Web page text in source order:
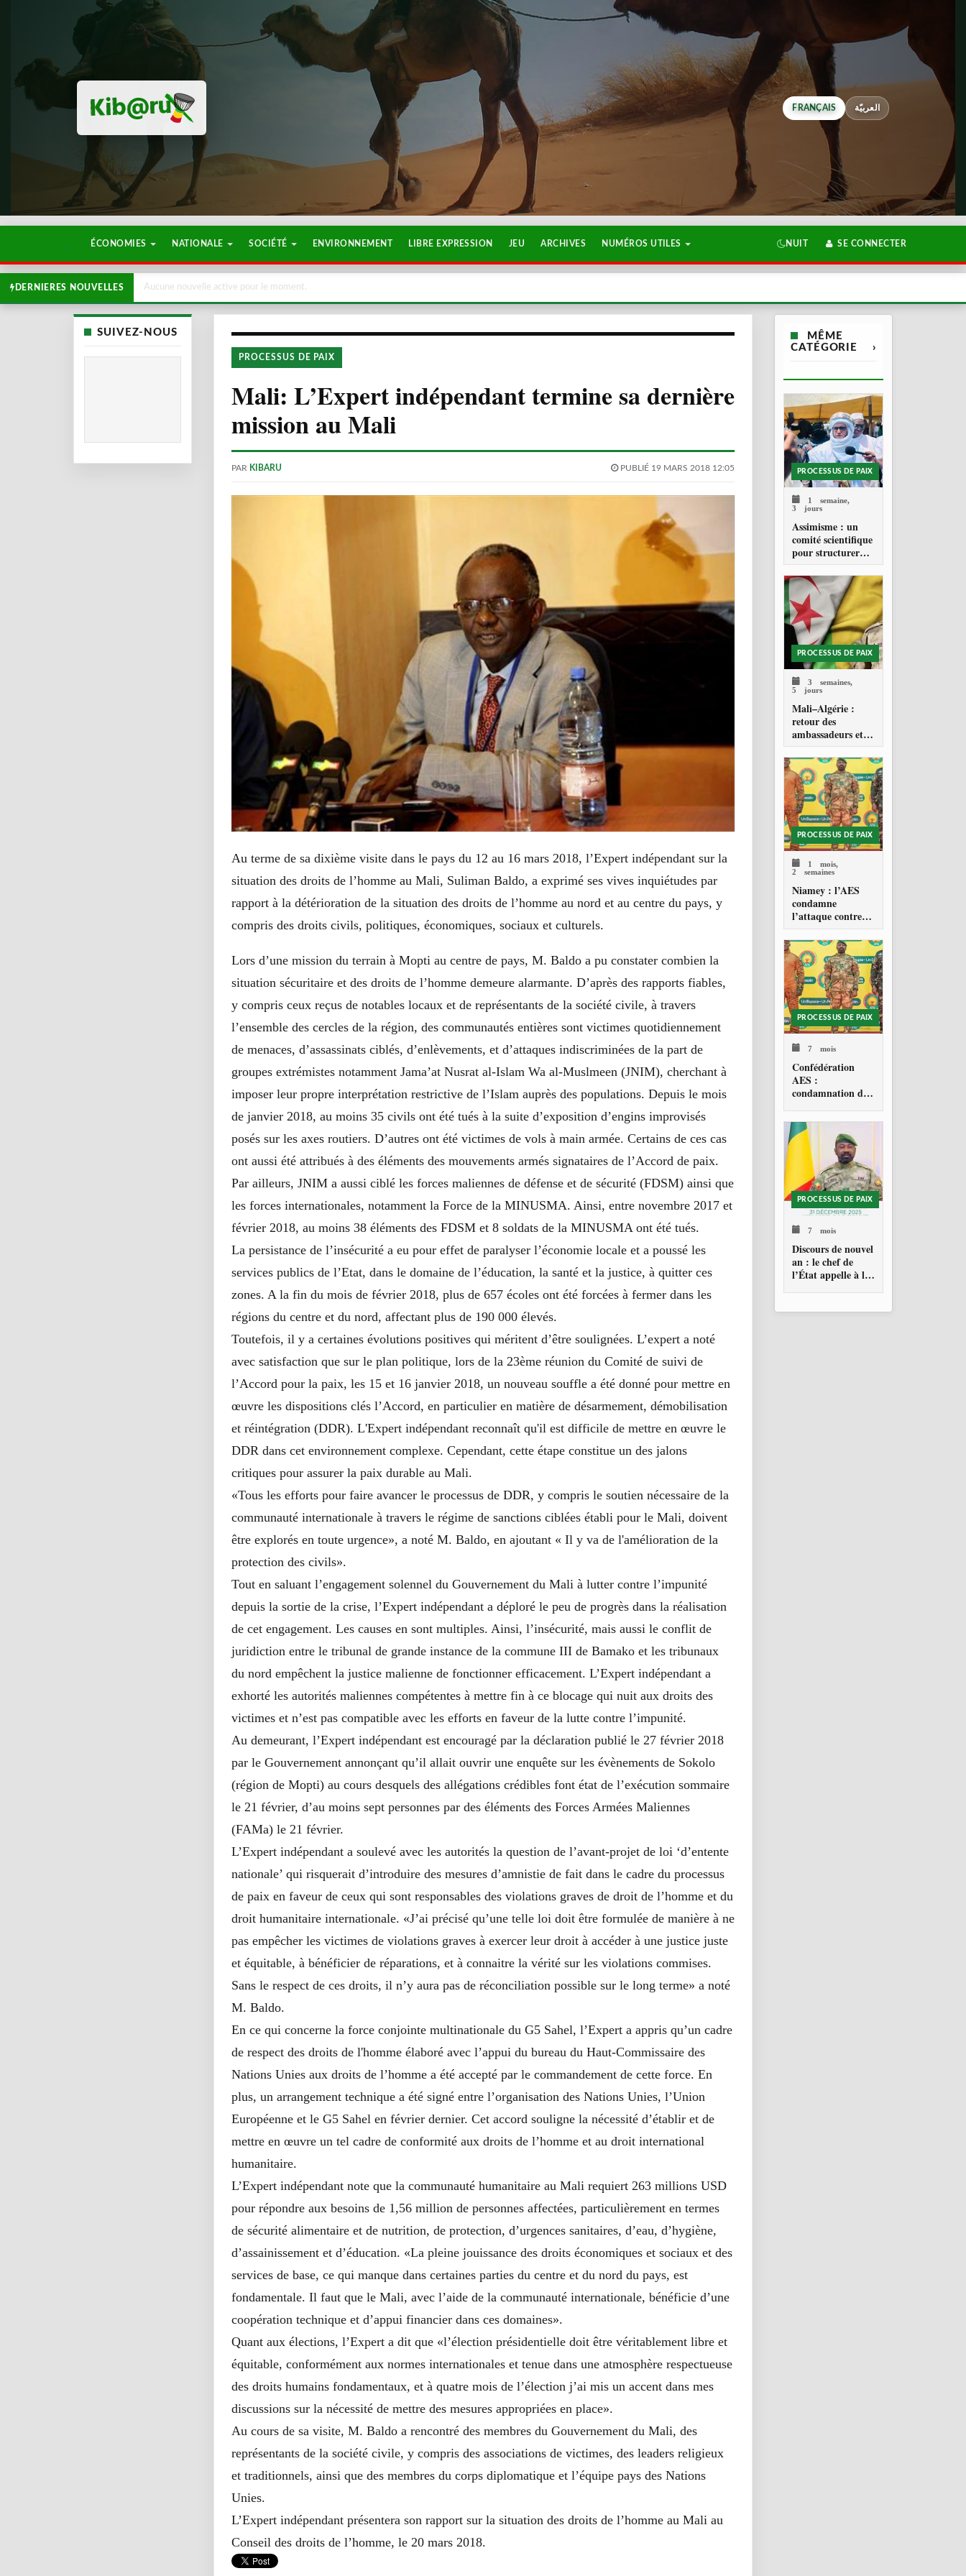
FRANÇAIS العربيّة
ÉCONOMIES NATIONALE SOCIÉTÉ ENVIRONNEMENT LIBRE EXPRESSION JEU ARCHIVES NUMÉROS UTILES NUIT SE CONNECTER
DERNIERES NOUVELLES Aucune nouvelle active pour le moment.
SUIVEZ-NOUS
PROCESSUS DE PAIX
Mali: L’Expert indépendant termine sa dernière
mission au Mali
PAR KIBARU PUBLIÉ 19 MARS 2018 12:05
Au terme de sa dixième visite dans le pays du 12 au 16 mars 2018, l’Expert indépendant sur la
situation des droits de l’homme au Mali, Suliman Baldo, a exprimé ses vives inquiétudes par
rapport à la détérioration de la situation des droits de l’homme au nord et au centre du pays, y
compris des droits civils, politiques, économiques, sociaux et culturels.
Lors d’une mission du terrain à Mopti au centre de pays, M. Baldo a pu constater combien la
situation sécuritaire et des droits de l’homme demeure alarmante. D’après des rapports fiables,
y compris ceux reçus de notables locaux et de représentants de la société civile, à travers
l’ensemble des cercles de la région, des communautés entières sont victimes quotidiennement
de menaces, d’assassinats ciblés, d’enlèvements, et d’attaques indiscriminées de la part de
groupes extrémistes notamment Jama’at Nusrat al-Islam Wa al-Muslmeen (JNIM), cherchant à
imposer leur propre interprétation restrictive de l’Islam auprès des populations. Depuis le mois
de janvier 2018, au moins 35 civils ont été tués à la suite d’exposition d’engins improvisés
posés sur les axes routiers. D’autres ont été victimes de vols à main armée. Certains de ces cas
ont aussi été attribués à des éléments des mouvements armés signataires de l’Accord de paix.
Par ailleurs, JNIM a aussi ciblé les forces maliennes de défense et de sécurité (FDSM) ainsi que
les forces internationales, notamment la Force de la MINUSMA. Ainsi, entre novembre 2017 et
février 2018, au moins 38 éléments des FDSM et 8 soldats de la MINUSMA ont été tués.
La persistance de l’insécurité a eu pour effet de paralyser l’économie locale et a poussé les
services publics de l’Etat, dans le domaine de l’éducation, la santé et la justice, à quitter ces
zones. A la fin du mois de février 2018, plus de 657 écoles ont été forcées à fermer dans les
régions du centre et du nord, affectant plus de 190 000 élevés.
Toutefois, il y a certaines évolutions positives qui méritent d’être soulignées. L’expert a noté
avec satisfaction que sur le plan politique, lors de la 23ème réunion du Comité de suivi de
l’Accord pour la paix, les 15 et 16 janvier 2018, un nouveau souffle a été donné pour mettre en
œuvre les dispositions clés l’Accord, en particulier en matière de désarmement, démobilisation
et réintégration (DDR). L'Expert indépendant reconnaît qu'il est difficile de mettre en œuvre le
DDR dans cet environnement complexe. Cependant, cette étape constitue un des jalons
critiques pour assurer la paix durable au Mali.
«Tous les efforts pour faire avancer le processus de DDR, y compris le soutien nécessaire de la
communauté internationale à travers le régime de sanctions ciblées établi pour le Mali, doivent
être explorés en toute urgence», a noté M. Baldo, en ajoutant « Il y va de l'amélioration de la
protection des civils».
Tout en saluant l’engagement solennel du Gouvernement du Mali à lutter contre l’impunité
depuis la sortie de la crise, l’Expert indépendant a déploré le peu de progrès dans la réalisation
de cet engagement. Les causes en sont multiples. Ainsi, l’insécurité, mais aussi le conflit de
juridiction entre le tribunal de grande instance de la commune III de Bamako et les tribunaux
du nord empêchent la justice malienne de fonctionner efficacement. L’Expert indépendant a
exhorté les autorités maliennes compétentes à mettre fin à ce blocage qui nuit aux droits des
victimes et n’est pas compatible avec les efforts en faveur de la lutte contre l’impunité.
Au demeurant, l’Expert indépendant est encouragé par la déclaration publié le 27 février 2018
par le Gouvernement annonçant qu’il allait ouvrir une enquête sur les évènements de Sokolo
(région de Mopti) au cours desquels des allégations crédibles font état de l’exécution sommaire
le 21 février, d’au moins sept personnes par des éléments des Forces Armées Maliennes
(FAMa) le 21 février.
L’Expert indépendant a soulevé avec les autorités la question de l’avant-projet de loi ‘d’entente
nationale’ qui risquerait d’introduire des mesures d’amnistie de fait dans le cadre du processus
de paix en faveur de ceux qui sont responsables des violations graves de droit de l’homme et du
droit humanitaire internationale. «J’ai précisé qu’une telle loi doit être formulée de manière à ne
pas empêcher les victimes de violations graves à exercer leur droit à accéder à une justice juste
et équitable, à bénéficier de réparations, et à connaitre la vérité sur les violations commises.
Sans le respect de ces droits, il n’y aura pas de réconciliation possible sur le long terme» a noté
M. Baldo.
En ce qui concerne la force conjointe multinationale du G5 Sahel, l’Expert a appris qu’un cadre
de respect des droits de l'homme élaboré avec l’appui du bureau du Haut-Commissaire des
Nations Unies aux droits de l’homme a été accepté par le commandement de cette force. En
plus, un arrangement technique a été signé entre l’organisation des Nations Unies, l’Union
Européenne et le G5 Sahel en février dernier. Cet accord souligne la nécessité d’établir et de
mettre en œuvre un tel cadre de conformité aux droits de l’homme et au droit international
humanitaire.
L’Expert indépendant note que la communauté humanitaire au Mali requiert 263 millions USD
pour répondre aux besoins de 1,56 million de personnes affectées, particulièrement en termes
de sécurité alimentaire et de nutrition, de protection, d’urgences sanitaires, d’eau, d’hygiène,
d’assainissement et d’éducation. «La pleine jouissance des droits économiques et sociaux et des
services de base, ce qui manque dans certaines parties du centre et du nord du pays, est
fondamentale. Il faut que le Mali, avec l’aide de la communauté internationale, bénéficie d’une
coopération technique et d’appui financier dans ces domaines».
Quant aux élections, l’Expert a dit que «l’élection présidentielle doit être véritablement libre et
équitable, conformément aux normes internationales et tenue dans une atmosphère respectueuse
des droits humains fondamentaux, et à quatre mois de l’élection j’ai mis un accent dans mes
discussions sur la nécessité de mettre des mesures appropriées en place».
Au cours de sa visite, M. Baldo a rencontré des membres du Gouvernement du Mali, des
représentants de la société civile, y compris des associations de victimes, des leaders religieux
et traditionnels, ainsi que des membres du corps diplomatique et l’équipe pays des Nations
Unies.
L’Expert indépendant présentera son rapport sur la situation des droits de l’homme au Mali au
Conseil des droits de l’homme, le 20 mars 2018.
MÊME
CATÉGORIE
›
PROCESSUS DE PAIX
1 semaine,
3 jours
Assimisme : un
comité scientifique
pour structurer
une doctrine de la
refondation
PROCESSUS DE PAIX
3 semaines,
5 jours
Mali–Algérie :
retour des
ambassadeurs et
réouverture des
espaces aériens
PROCESSUS DE PAIX
1 mois,
2 semaines
Niamey : l’AES
condamne
l’attaque contre
l’aéroport Diori
Hamani
PROCESSUS DE PAIX
7 mois
Confédération
AES :
condamnation de
américaine au
Venezuela
PROCESSUS DE PAIX
7 mois
Discours de nouvel
an : le chef de
l’État appelle à la